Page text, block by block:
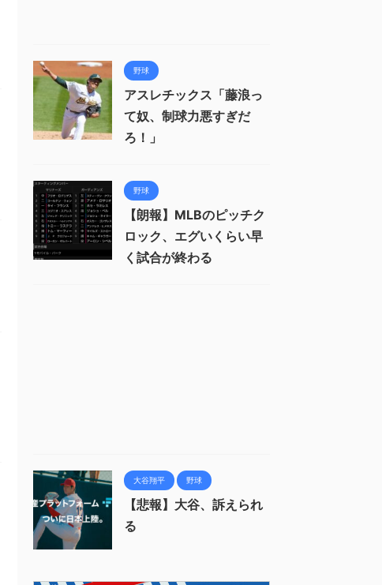
野球
アスレチックス「藤浪っ
て奴、制球力悪すぎだ
ろ！」
野球
【朗報】MLBのピッチク
ロック、エグいくらい早
く試合が終わる
大谷翔平 野球
【悲報】大谷、訴えられ
る